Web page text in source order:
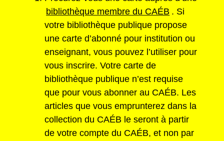
bibliothèque membre du CAÉB . Si
votre bibliothèque publique propose
une carte d’abonné pour institution ou
enseignant, vous pouvez l’utiliser pour
vous inscrire. Votre carte de
bibliothèque publique n’est requise
que pour vous abonner au CAÉB. Les
articles que vous emprunterez dans la
collection du CAÉB le seront à partir
de votre compte du CAÉB, et non par